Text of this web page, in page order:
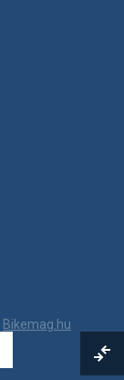
Bikemag.hu